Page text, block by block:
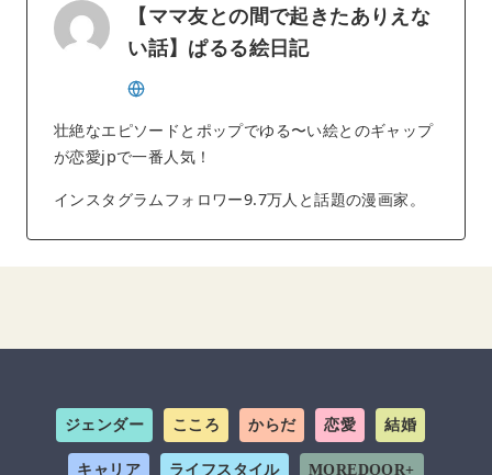
【ママ友との間で起きたありえな
い話】ぱるる絵日記
壮絶なエピソードとポップでゆる〜い絵とのギャップ
が恋愛jpで一番人気！
インスタグラムフォロワー9.7万人と話題の漫画家。
ジェンダー こころ からだ 恋愛 結婚
キャリア ライフスタイル MOREDOOR+